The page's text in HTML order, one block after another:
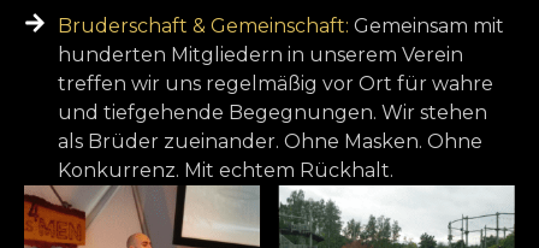
Bruderschaft & Gemeinschaft: Gemeinsam mit
hunderten Mitgliedern in unserem Verein
treffen wir uns regelmäßig vor Ort für wahre
und tiefgehende Begegnungen. Wir stehen
als Brüder zueinander. Ohne Masken. Ohne
Konkurrenz. Mit echtem Rückhalt.